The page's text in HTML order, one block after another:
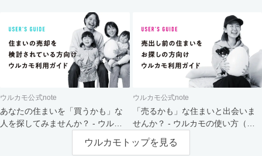
ウルカモ公式note
あなたの住まいを「買うかも」な
人を探してみませんか？ - ウルカ
ウルカモ公式note
「売るかも」な住まいと出会いま
せんか？ - ウルカモの使い方（買
主さま向け）
ウルカモトップを見る